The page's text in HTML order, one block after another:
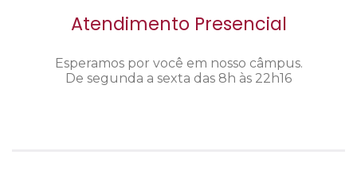
Atendimento Presencial
Esperamos por você em nosso câmpus.
De segunda a sexta das 8h às 22h16